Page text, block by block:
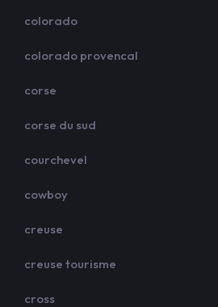
colorado
colorado provencal
corse
corse du sud
courchevel
cowboy
creuse
creuse tourisme
cross